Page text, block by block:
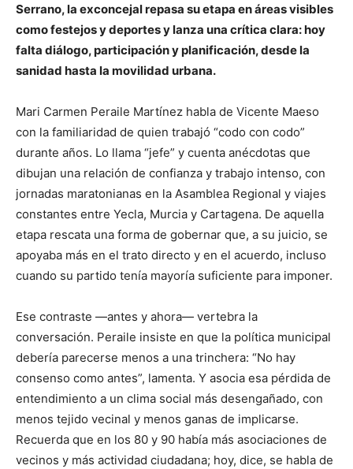
Serrano, la exconcejal repasa su etapa en áreas visibles
como festejos y deportes y lanza una crítica clara: hoy
falta diálogo, participación y planificación, desde la
sanidad hasta la movilidad urbana.
Mari Carmen Peraile Martínez habla de Vicente Maeso
con la familiaridad de quien trabajó “codo con codo”
durante años. Lo llama “jefe” y cuenta anécdotas que
dibujan una relación de confianza y trabajo intenso, con
jornadas maratonianas en la Asamblea Regional y viajes
constantes entre Yecla, Murcia y Cartagena. De aquella
etapa rescata una forma de gobernar que, a su juicio, se
apoyaba más en el trato directo y en el acuerdo, incluso
cuando su partido tenía mayoría suficiente para imponer.
Ese contraste —antes y ahora— vertebra la
conversación. Peraile insiste en que la política municipal
debería parecerse menos a una trinchera: “No hay
consenso como antes”, lamenta. Y asocia esa pérdida de
entendimiento a un clima social más desengañado, con
menos tejido vecinal y menos ganas de implicarse.
Recuerda que en los 80 y 90 había más asociaciones de
vecinos y más actividad ciudadana; hoy, dice, se habla de